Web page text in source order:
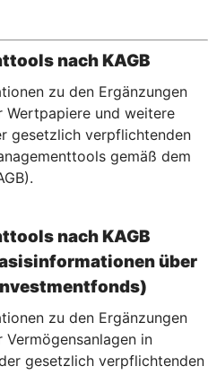
nach KAGB
zu den Ergänzungen
Wertpapiere und weitere
gesetzlich verpflichtenden
gemäß dem
nach KAGB
über
zu den Ergänzungen
Vermögensanlagen in
gesetzlich verpflichtenden